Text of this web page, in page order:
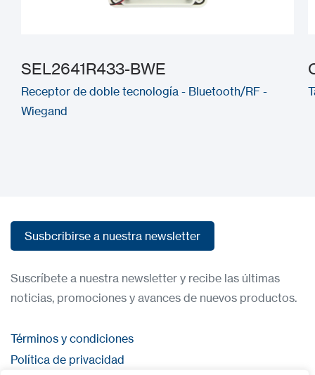
SEL2641R433-BWE
Receptor de doble tecnología - Bluetooth/RF -
Wiegand
Susbcribirse a nuestra newsletter
Suscríbete a nuestra newsletter y recibe las últimas
noticias, promociones y avances de nuevos productos.
Términos y condiciones
Política de privacidad